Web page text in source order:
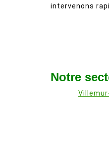
intervenons
Notre